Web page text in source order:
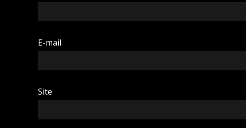
E-mail
Site